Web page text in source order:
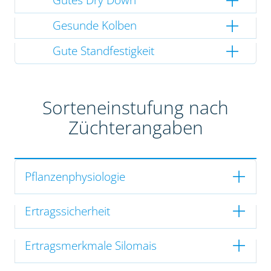
Gesunde Kolben
Gute Standfestigkeit
Sorteneinstufung nach
Züchterangaben
Pflanzenphysiologie
Ertragssicherheit
Ertragsmerkmale Silomais